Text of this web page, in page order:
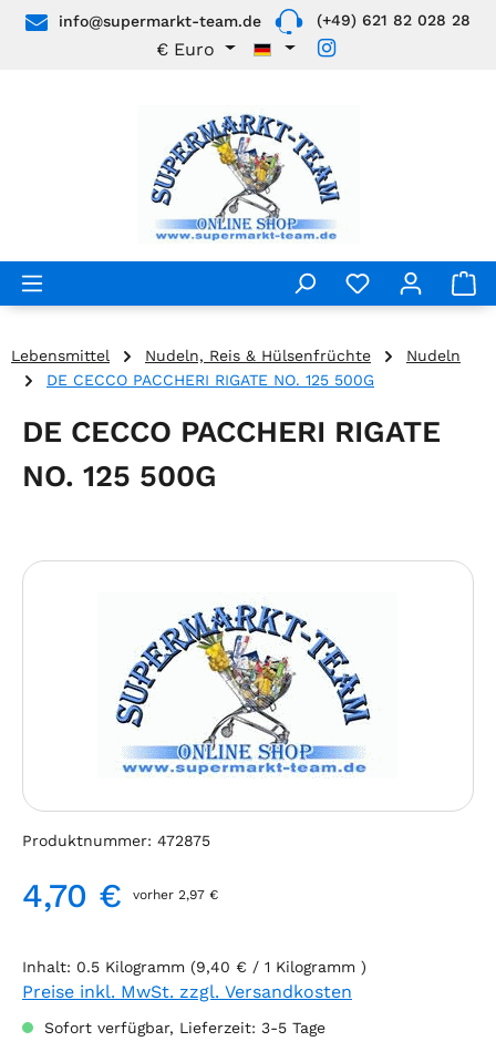
Zum Hauptinhalt springen
info@supermarkt-team.de (+49) 621 82 028 28
€ Euro
Lebensmittel Nudeln, Reis & Hülsenfrüchte
Nudeln
DE CECCO PACCHERI RIGATE NO. 125 500G
DE CECCO PACCHERI RIGATE
NO. 125 500G
Bildergalerie überspringen
Produktnummer: 472875
Regulärer Preis:
4,70 € vorher 2,97 €
Inhalt: 0.5 Kilogramm (9,40 € / 1 Kilogramm )
Preise inkl. MwSt. zzgl. Versandkosten
Sofort verfügbar, Lieferzeit: 3-5 Tage